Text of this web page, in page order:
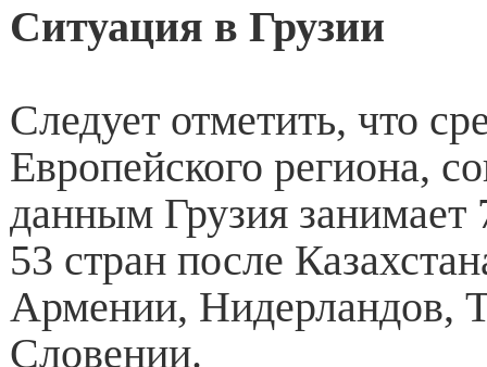
Ситуация в Грузии
Следует отметить, что
Европейского региона,
данным Грузия занимает
53 стран после
Армении, Нидерландов,
Словении.